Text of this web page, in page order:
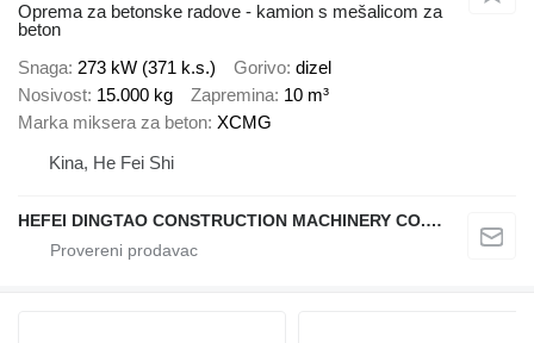
Oprema za betonske radove - kamion s mešalicom za
beton
Snaga 273 kW (371 k.s.) Gorivo dizel
Nosivost 15.000 kg Zapremina 10 m³
Marka miksera za beton XCMG
Kina, He Fei Shi
HEFEI DINGTAO CONSTRUCTION MACHINERY CO., LIMITED